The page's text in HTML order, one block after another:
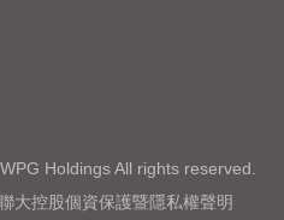
Holdings All rights reserved.
大控股個資保護暨隱私權聲明